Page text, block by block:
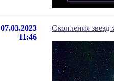
07.03.2023
11:46
Скопления звезд